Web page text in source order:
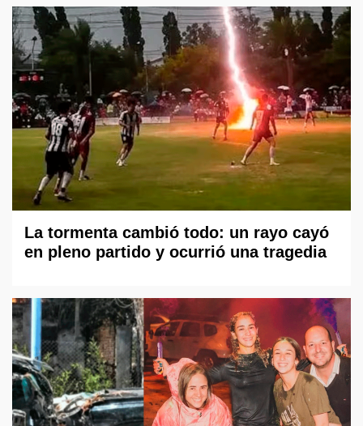
La tormenta cambió todo: un rayo cayó
en pleno partido y ocurrió una tragedia